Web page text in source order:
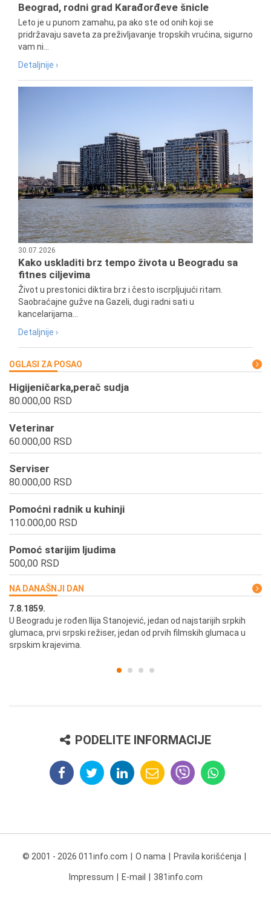
Beograd, rodni grad Karađorđeve šnicle
Leto je u punom zamahu, pa ako ste od onih koji se
pridržavaju saveta za preživljavanje tropskih vrućina, sigurno
vam ni...
Detaljnije ›
30.07.2026
Kako uskladiti brz tempo života u Beogradu sa
fitnes ciljevima
Život u prestonici diktira brz i često iscrpljujući ritam.
Saobraćajne gužve na Gazeli, dugi radni sati u
kancelarijama...
Detaljnije ›
OGLASI ZA POSAO
Higijeničarka,perač sudja
80.000,00 RSD
Veterinar
60.000,00 RSD
Serviser
80.000,00 RSD
Pomoćni radnik u kuhinji
110.000,00 RSD
Pomoć starijim ljudima
500,00 RSD
NA DANAŠNJI DAN
7.8.1859.
U Beogradu je rođen Ilija Stanojević, jedan od najstarijih srpkih
glumaca, prvi srpski režiser, jedan od prvih filmskih glumaca u
srpskim krajevima.
PODELITE INFORMACIJE
© 2001 - 2026 011info.com O nama Pravila korišćenja
Impressum E-mail 381info.com